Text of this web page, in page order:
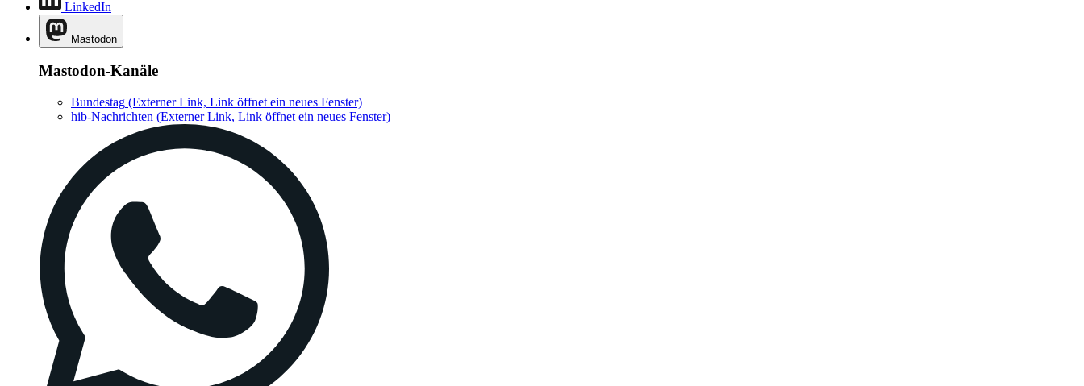
LinkedIn
Mastodon
Mastodon-Kanäle
Bundestag (Externer Link, Link öffnet ein neues Fenster)
hib-Nachrichten (Externer Link, Link öffnet ein neues Fenster)